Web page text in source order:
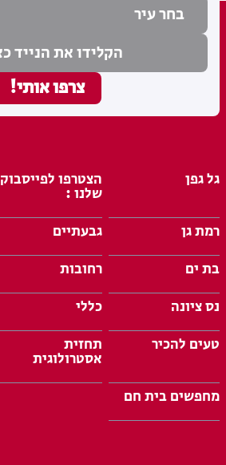
גל גפן הצטרפו לפייסבוק
שלנו :
רמת גן
גבעתיים
בת ים
רחובות
נס ציונה
כללי
טעים להכיר
תחזית
אסטרולוגית
מחפשים בית חם